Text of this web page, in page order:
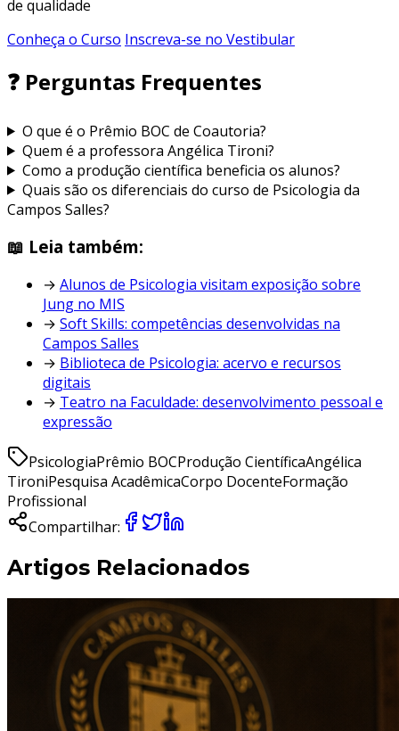
de qualidade
Conheça o Curso Inscreva-se no Vestibular
❓ Perguntas Frequentes
O que é o Prêmio BOC de Coautoria?
Quem é a professora Angélica Tironi?
Como a produção científica beneficia os alunos?
Quais são os diferenciais do curso de Psicologia da
Campos Salles?
📖 Leia também:
→ Alunos de Psicologia visitam exposição sobre
Jung no MIS
→ Soft Skills: competências desenvolvidas na
Campos Salles
→ Biblioteca de Psicologia: acervo e recursos
digitais
→ Teatro na Faculdade: desenvolvimento pessoal e
expressão
PsicologiaPrêmio BOCProdução CientíficaAngélica
TironiPesquisa AcadêmicaCorpo DocenteFormação
Profissional
Compartilhar:
Artigos Relacionados